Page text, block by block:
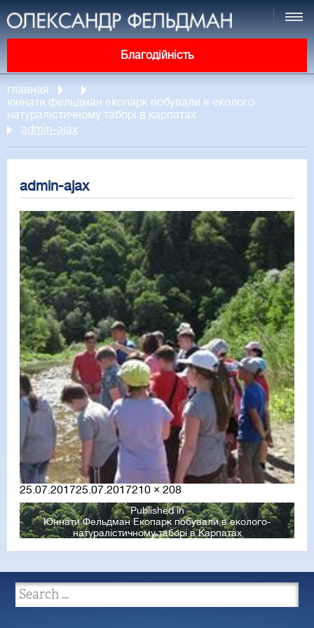
Благодійність
главная
юннати фельдман екопарк побували в еколого-
натуралістичному таборі в карпатах
admin-ajax
admin-ajax
Posted
on
25.07.201725.07.2017Full
size
210 × 208
Published in
Юннати Фельдман Екопарк побували в еколого-
натуралістичному таборі в Карпатах